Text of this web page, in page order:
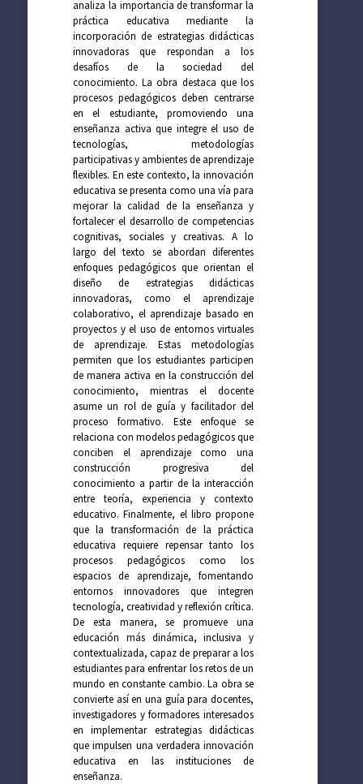
analiza la importancia de transformar la
práctica educativa mediante la
incorporación de estrategias didácticas
innovadoras que respondan a los
desafíos de la sociedad del
conocimiento. La obra destaca que los
procesos pedagógicos deben centrarse
en el estudiante, promoviendo una
enseñanza activa que integre el uso de
tecnologías, metodologías
participativas y ambientes de aprendizaje
flexibles. En este contexto, la innovación
educativa se presenta como una vía para
mejorar la calidad de la enseñanza y
fortalecer el desarrollo de competencias
cognitivas, sociales y creativas. A lo
largo del texto se abordan diferentes
enfoques pedagógicos que orientan el
diseño de estrategias didácticas
innovadoras, como el aprendizaje
colaborativo, el aprendizaje basado en
proyectos y el uso de entornos virtuales
de aprendizaje. Estas metodologías
permiten que los estudiantes participen
de manera activa en la construcción del
conocimiento, mientras el docente
asume un rol de guía y facilitador del
proceso formativo. Este enfoque se
relaciona con modelos pedagógicos que
conciben el aprendizaje como una
construcción progresiva del
conocimiento a partir de la interacción
entre teoría, experiencia y contexto
educativo. Finalmente, el libro propone
que la transformación de la práctica
educativa requiere repensar tanto los
procesos pedagógicos como los
espacios de aprendizaje, fomentando
entornos innovadores que integren
tecnología, creatividad y reflexión crítica.
De esta manera, se promueve una
educación más dinámica, inclusiva y
contextualizada, capaz de preparar a los
estudiantes para enfrentar los retos de un
mundo en constante cambio. La obra se
convierte así en una guía para docentes,
investigadores y formadores interesados
en implementar estrategias didácticas
que impulsen una verdadera innovación
educativa en las instituciones de
enseñanza.